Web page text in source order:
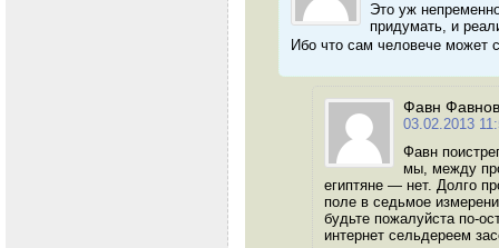
Это уж
придумать, и
Ибо что сам человече может
Фавн
03.02.2013
Фавн
мы, между
египтяне — нет. Долго
поле в седьмое
будьте пожалуйста по-
интернет сельдереем